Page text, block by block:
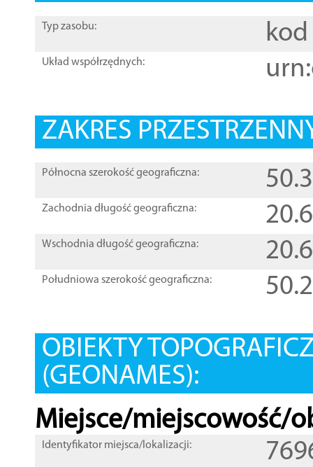
Typ zasobu: kod
Układ współrzędnych:
ZAKRES
Północna szerokość geograficzna:
Zachodnia długość geograficzna:
Wschodnia długość geograficzna:
Południowa szerokość geograficzna:
OBIEKTY
(GEONAMES):
Miejsce/miejscowość/
Identyfikator miejsca/lokalizacji: